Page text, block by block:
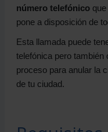
número telefónicoque
pone a disposición de
Esta llamada puede
telefónica pero también
proceso para anular la
de tu ciudad.